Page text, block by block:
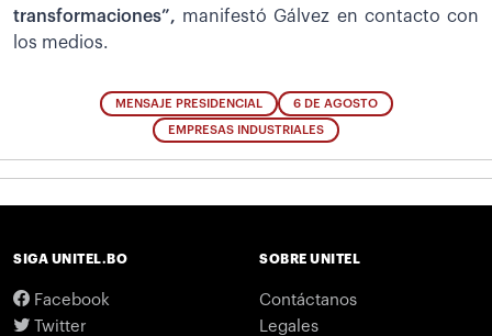
transformaciones”, manifestó Gálvez en contacto con
los medios.
MENSAJE PRESIDENCIAL 6 DE AGOSTO
EMPRESAS INDUSTRIALES
SIGA UNITEL.BO
Facebook
Twitter
SOBRE UNITEL
Contáctanos
Legales